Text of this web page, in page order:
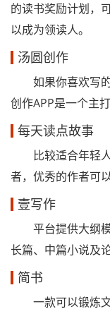
的读书奖励计划，
以成为领读人。
汤圆创作
如果你喜欢写的
创作APP是一个主
每天读点故事
比较适合年轻人
者，优秀的作者可
壹写作
平台提供大纲模
长篇、中篇小说及
简书
一款可以锻炼文